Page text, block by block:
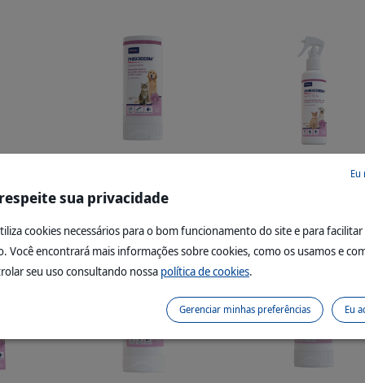
Leia mais
Hydrat
sua privacidade
cookies necessários para o bom funcionamento do site e para facilitar
Você encontrará mais informações sobre cookies, como os usamos e
seu uso consultando nossa política de cookies.
Eu
Eu
Gerenciar minhas preferências